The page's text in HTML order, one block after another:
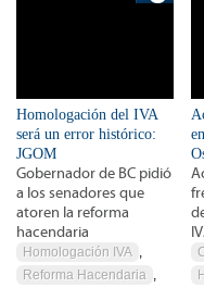
Homologación del IVA
será un error histórico:
JGOM
Gobernador de BC pidió
a los senadores que
atoren la reforma
hacendaria
Homologación IVA ,
Reforma Hacendaria ,